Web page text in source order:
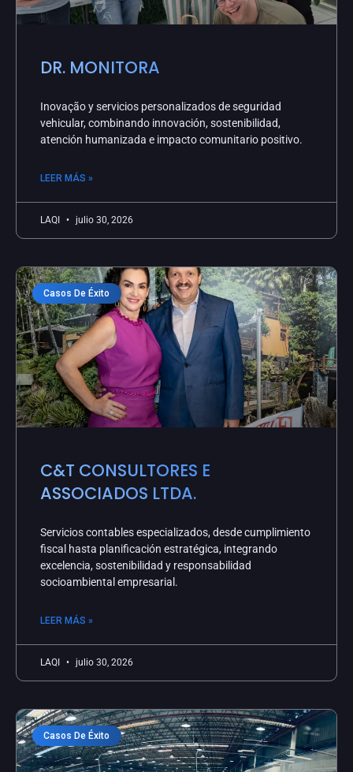
DR. MONITORA
Inovação y servicios personalizados de seguridad
vehicular, combinando innovación, sostenibilidad,
atención humanizada e impacto comunitario positivo.
LEER MÁS »
LAQI julio 30, 2026
Casos De Éxito
C&T CONSULTORES E
ASSOCIADOS LTDA.
Servicios contables especializados, desde cumplimiento
fiscal hasta planificación estratégica, integrando
excelencia, sostenibilidad y responsabilidad
socioambiental empresarial.
LEER MÁS »
LAQI julio 30, 2026
Casos De Éxito